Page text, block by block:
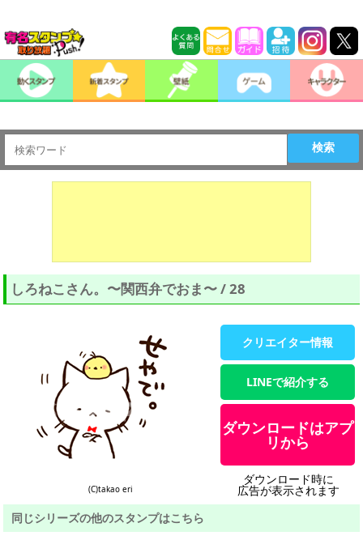
検索
しろねこさん。〜関西弁でおま〜 / 28
(C)takao eri
クリエイター情報
LINEで紹介する
ダウンロードはアプ
リから
ダウンロード時に
広告が表示されます
同じシリーズの他のスタンプはこちら